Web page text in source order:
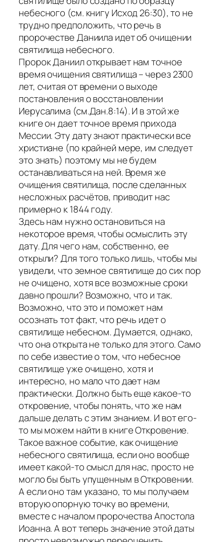
небесного (см. книгу Исход 26:30), то не
трудно предположить, что речь в
пророчестве Даниила идет об очищении
святилища небесного.
Пророк Даниил открывает нам точное
время очищения святилища – через 2300
лет, считая от времени о выходе
постановления о восстановлении
Иерусалима (см.Дан.8:14). И в этой же
книге он дает точное время прихода
Мессии. Эту дату знают практически все
христиане (по крайней мере, им следует
это знать) поэтому мы не будем
останавливаться на ней. Время же
очищения святилища, после сделанных
несложных расчётов, приводит нас
примерно к 1844 году.
Здесь нам нужно остановиться на
некоторое время, чтобы осмыслить эту
дату. Для чего нам, собственно, ее
открыли? Для того только лишь, чтобы мы
увидели, что земное святилище до сих пор
не очищено, хотя все возможные сроки
давно прошли? Возможно, что и так.
Возможно, что это и поможет нам
осознать тот факт, что речь идет о
святилище небесном. Думается, однако,
что она открыта не только для этого. Само
по себе известие о том, что небесное
святилище уже очищено, хотя и
интересно, но мало что дает нам
практически. Должно быть еще какое-то
откровение, чтобы понять, что же нам
дальше делать с этим знанием. И вот его-
то мы можем найти в книге Откровение.
Такое важное событие, как очищение
небесного святилища, если оно вообще
имеет какой-то смысл для нас, просто не
могло бы быть упущенным в Откровении.
А если оно там указано, то мы получаем
вторую опорную точку во времени,
вместе с началом пророчества Апостола
Иоанна. А вот теперь значение этой даты